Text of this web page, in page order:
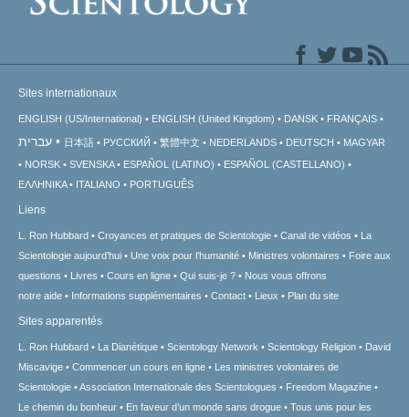
Sites internationaux
ENGLISH (US/International) ENGLISH (United Kingdom) DANSK FRANÇAIS
עברית 日本語 РУССКИЙ 繁體中文 NEDERLANDS DEUTSCH
MAGYAR
NORSK
SVENSKA ESPAÑOL (LATINO)
ESPAÑOL (CASTELLANO)
ΕΛΛΗΝΙΚA
ITALIANO PORTUGUÊS
Liens
L. Ron Hubbard Croyances et pratiques de Scientologie Canal de vidéos
La
Scientologie aujourd’hui
Une voix pour l’humanité Ministres volontaires
Foire aux
questions
Livres Cours en ligne Qui suis-je ?
Nous vous offrons
notre aide
Informations supplémentaires Contact Lieux Plan du site
Sites apparentés
L. Ron Hubbard La Dianétique Scientology Network Scientology Religion
David
Miscavige
Commencer un cours en ligne
Les ministres volontaires de
Scientologie
Association Internationale des Scientologues
Freedom Magazine
Le chemin du bonheur
En faveur d’un monde sans drogue Tous unis pour les